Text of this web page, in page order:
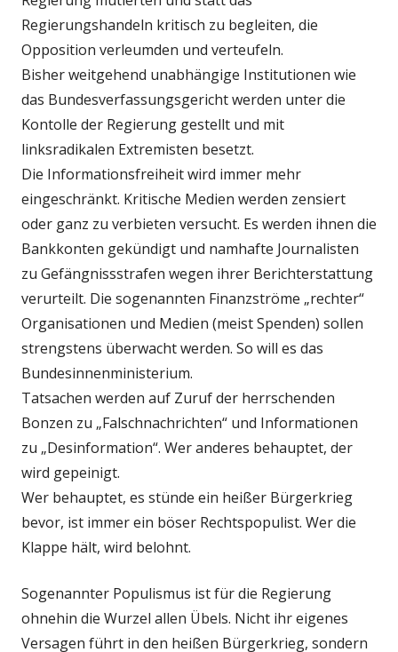
Regierungshandeln kritisch zu begleiten, die
Opposition verleumden und verteufeln.
Bisher weitgehend unabhängige Institutionen wie
das Bundesverfassungsgericht werden unter die
Kontolle der Regierung gestellt und mit
linksradikalen Extremisten besetzt.
Die Informationsfreiheit wird immer mehr
eingeschränkt. Kritische Medien werden zensiert
oder ganz zu verbieten versucht. Es werden ihnen die
Bankkonten gekündigt und namhafte Journalisten
zu Gefängnissstrafen wegen ihrer Berichterstattung
verurteilt. Die sogenannten Finanzströme „rechter“
Organisationen und Medien (meist Spenden) sollen
strengstens überwacht werden. So will es das
Bundesinnenministerium.
Tatsachen werden auf Zuruf der herrschenden
Bonzen zu „Falschnachrichten“ und Informationen
zu „Desinformation“. Wer anderes behauptet, der
wird gepeinigt.
Wer behauptet, es stünde ein heißer Bürgerkrieg
bevor, ist immer ein böser Rechtspopulist. Wer die
Klappe hält, wird belohnt.
Sogenannter Populismus ist für die Regierung
ohnehin die Wurzel allen Übels. Nicht ihr eigenes
Versagen führt in den heißen Bürgerkrieg, sondern